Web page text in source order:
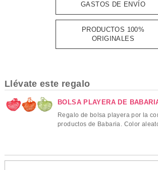
GASTOS DE ENVÍO
PRODUCTOS 100%
ORIGINALES
Llévate este regalo
BOLSA PLAYERA DE
Regalo de bolsa playera por la
productos de Babaria. Color